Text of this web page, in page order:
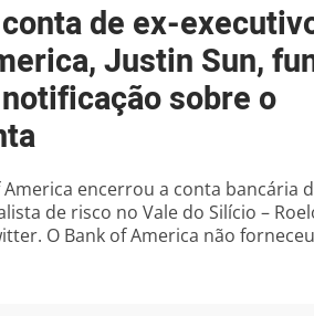
de ex-
Justin Sun,
sobre o
encerrou a conta bancária
de risco no Vale do Silício –
O Bank of America não